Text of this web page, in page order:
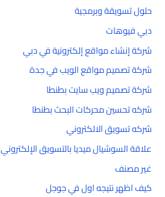
حلول تسويقة وبرمجية
دبي فيوهات
شركة إنشاء مواقع إلكترونية في دبي
شركة تصميم مواقع الويب في جدة
شركة تصميم ويب سايت بطنطا
شركه تحسين محركات البحث بطنطا
شركه تسويق الالكتروني
علاقة السوشيال ميديا بالتسويق الإلكتروني
غير مصنف
كيف اظهر نتيجه اول في جوجل